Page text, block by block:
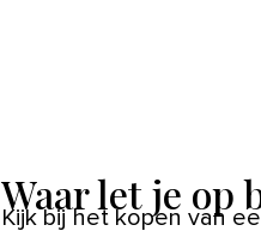
Waar let je op
Kijk bij het kopen van een nieuw bed niet alleen naar comfort en